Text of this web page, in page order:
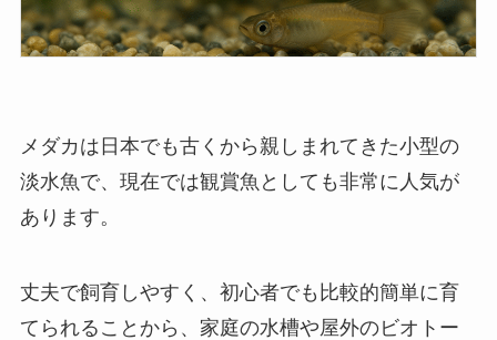
メダカは日本でも古くから親しまれてきた小型の
淡水魚で、現在では観賞魚としても非常に人気が
あります。
丈夫で飼育しやすく、初心者でも比較的簡単に育
てられることから、家庭の水槽や屋外のビオトー